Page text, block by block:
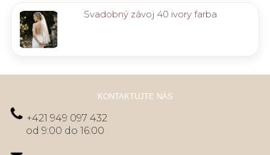
Svadobný závoj 40 ivory farba
KONTAKTUJTE NÁS
+421 949 097 432
od 9:00 do 16:00